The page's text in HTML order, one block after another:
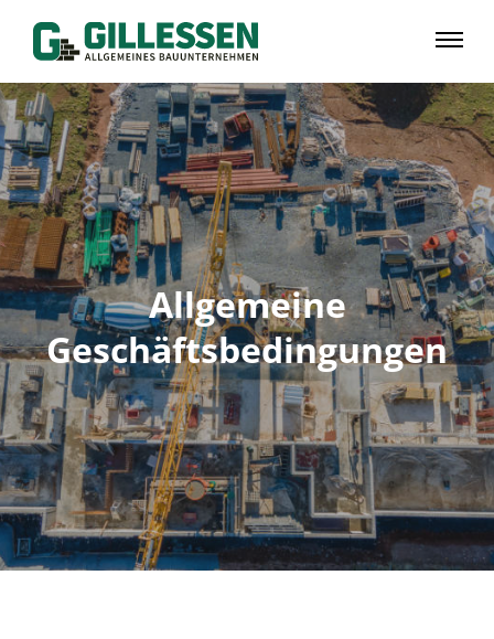
Allgemeine
Geschäftsbedingungen